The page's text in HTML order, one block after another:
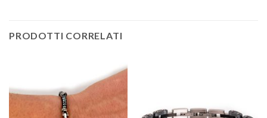
PRODOTTI CORRELATI